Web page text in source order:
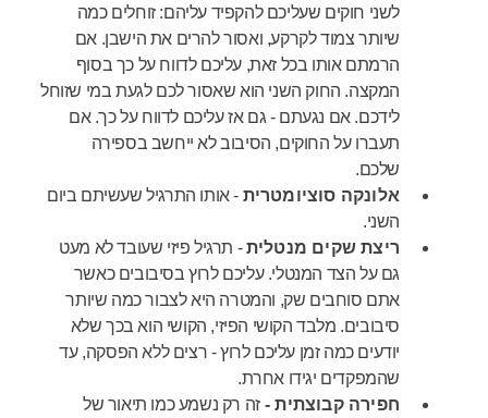
לשני חוקים שעליכם להקפיד עליהם: זוחלים כמה
שיותר צמוד לקרקע, ואסור להרים את הישבן. אם
הרמתם אותו בכל זאת, עליכם לדווח על כך בסוף
המקצה. החוק השני הוא שאסור לכם לגעת במי שזוחל
לידכם. אם נגעתם - גם אז עליכם לדווח על כך. אם
תעברו על החוקים, הסיבוב לא ייחשב בספירה
שלכם.
אלונקה סוציומטרית - אותו התרגיל שעשיתם ביום
השני.
ריצת שקים מנטלית- תרגיל פיזי שעובד לא מעט
גם על הצד המנטלי. עליכם לרוץ בסיבובים כאשר
אתם סוחבים שק, והמטרה היא לצבור כמה שיותר
סיבובים. מלבד הקושי הפיזי, הקושי הוא בכך שלא
יודעים כמה זמן עליכם לרוץ - רצים ללא הפסקה, עד
שהמפקדים יגידו אחרת.
חפירה קבוצתית -זה רק נשמע כמו תיאור של